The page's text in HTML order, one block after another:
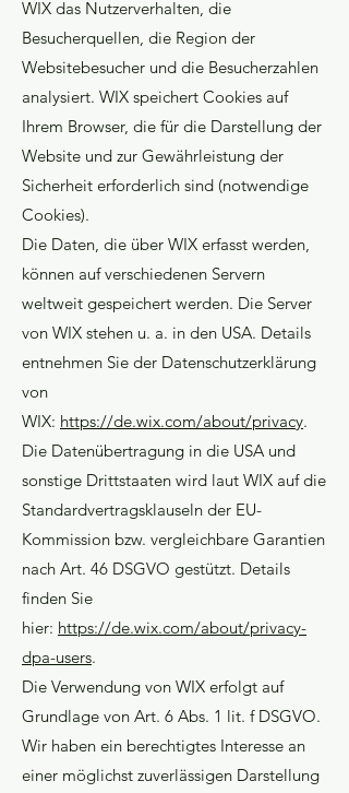
WIX das Nutzerverhalten, die
Besucherquellen, die Region der
Websitebesucher und die Besucherzahlen
analysiert. WIX speichert Cookies auf
Ihrem Browser, die für die Darstellung der
Website und zur Gewährleistung der
Sicherheit erforderlich sind (notwendige
Cookies).
Die Daten, die über WIX erfasst werden,
können auf verschiedenen Servern
weltweit gespeichert werden. Die Server
von WIX stehen u. a. in den USA. Details
entnehmen Sie der Datenschutzerklärung
von
WIX: https://de.wix.com/about/privacy.
Die Datenübertragung in die USA und
sonstige Drittstaaten wird laut WIX auf die
Standardvertragsklauseln der EU-
Kommission bzw. vergleichbare Garantien
nach Art. 46 DSGVO gestützt. Details
finden Sie
hier: https://de.wix.com/about/privacy-
dpa-users.
Die Verwendung von WIX erfolgt auf
Grundlage von Art. 6 Abs. 1 lit. f DSGVO.
Wir haben ein berechtigtes Interesse an
einer möglichst zuverlässigen Darstellung